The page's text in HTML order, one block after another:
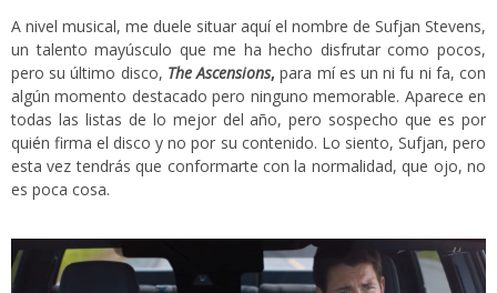
A nivel musical, me duele situar aquí el nombre de Sufjan Stevens,
un talento mayúsculo que me ha hecho disfrutar como pocos,
pero su último disco, The Ascensions, para mí es un ni fu ni fa, con
algún momento destacado pero ninguno memorable. Aparece en
todas las listas de lo mejor del año, pero sospecho que es por
quién firma el disco y no por su contenido. Lo siento, Sufjan, pero
esta vez tendrás que conformarte con la normalidad, que ojo, no
es poca cosa.